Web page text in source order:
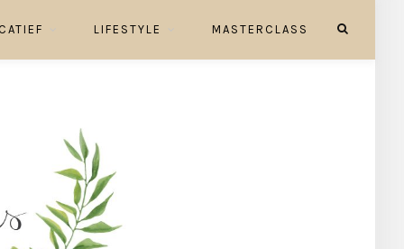
LIFESTYLE MASTERCLASS